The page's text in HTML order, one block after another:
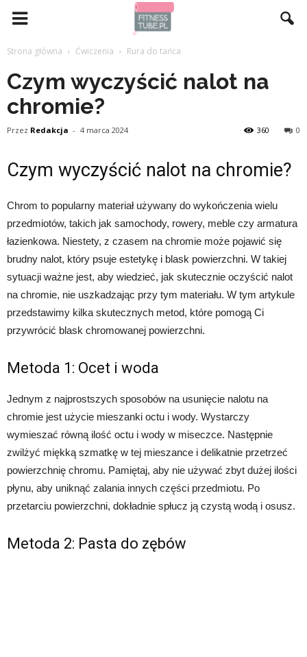
Strona główna Ćwiczenia Rura do tańca
Czym wyczyścić nalot na
chromie?
Przez Redakcja - 4 marca 2024 0
360
Czym wyczyścić nalot na chromie?
Chrom to popularny materiał używany do wykończenia wielu
przedmiotów, takich jak samochody, rowery, meble czy armatura
łazienkowa. Niestety, z czasem na chromie może pojawić się
brudny nalot, który psuje estetykę i blask powierzchni. W takiej
sytuacji ważne jest, aby wiedzieć, jak skutecznie oczyścić nalot
na chromie, nie uszkadzając przy tym materiału. W tym artykule
przedstawimy kilka skutecznych metod, które pomogą Ci
przywrócić blask chromowanej powierzchni.
Metoda 1: Ocet i woda
Jednym z najprostszych sposobów na usunięcie nalotu na
chromie jest użycie mieszanki octu i wody. Wystarczy
wymieszać równą ilość octu i wody w miseczce. Następnie
zwilżyć miękką szmatkę w tej mieszance i delikatnie przetrzeć
powierzchnię chromu. Pamiętaj, aby nie używać zbyt dużej ilości
płynu, aby uniknąć zalania innych części przedmiotu. Po
przetarciu powierzchni, dokładnie spłucz ją czystą wodą i osusz.
Metoda 2: Pasta do zębów